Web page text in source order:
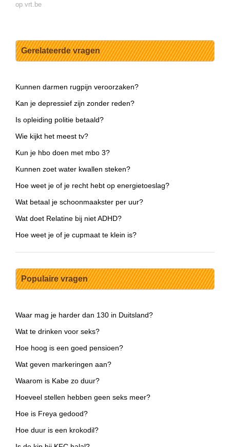
op vrt.be
Gerelateerde vragen
Kunnen darmen rugpijn veroorzaken?
Kan je depressief zijn zonder reden?
Is opleiding politie betaald?
Wie kijkt het meest tv?
Kun je hbo doen met mbo 3?
Kunnen zoet water kwallen steken?
Hoe weet je of je recht hebt op energietoeslag?
Wat betaal je schoonmaakster per uur?
Wat doet Relatine bij niet ADHD?
Hoe weet je of je cupmaat te klein is?
Populaire vragen
Waar mag je harder dan 130 in Duitsland?
Wat te drinken voor seks?
Hoe hoog is een goed pensioen?
Wat geven markeringen aan?
Waarom is Kabe zo duur?
Hoeveel stellen hebben geen seks meer?
Hoe is Freya gedood?
Hoe duur is een krokodil?